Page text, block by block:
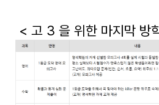
< 고 3 을 위한 마지막 방